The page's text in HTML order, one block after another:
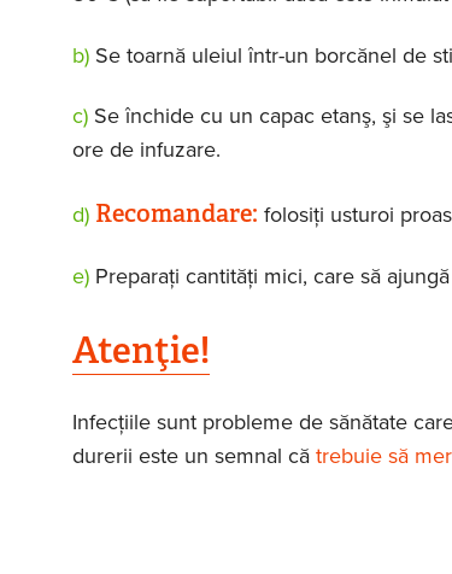
b) Se toarnă uleiul într-un borcănel de
c) Se închide cu un capac etanş, şi se
ore de infuzare.
d) Recomandare: folosiţi usturoi
e)Preparaţi cantităţi mici, care să
Atenţie!
Infecţiile sunt probleme de sănătate
durerii este un semnal că trebuie să